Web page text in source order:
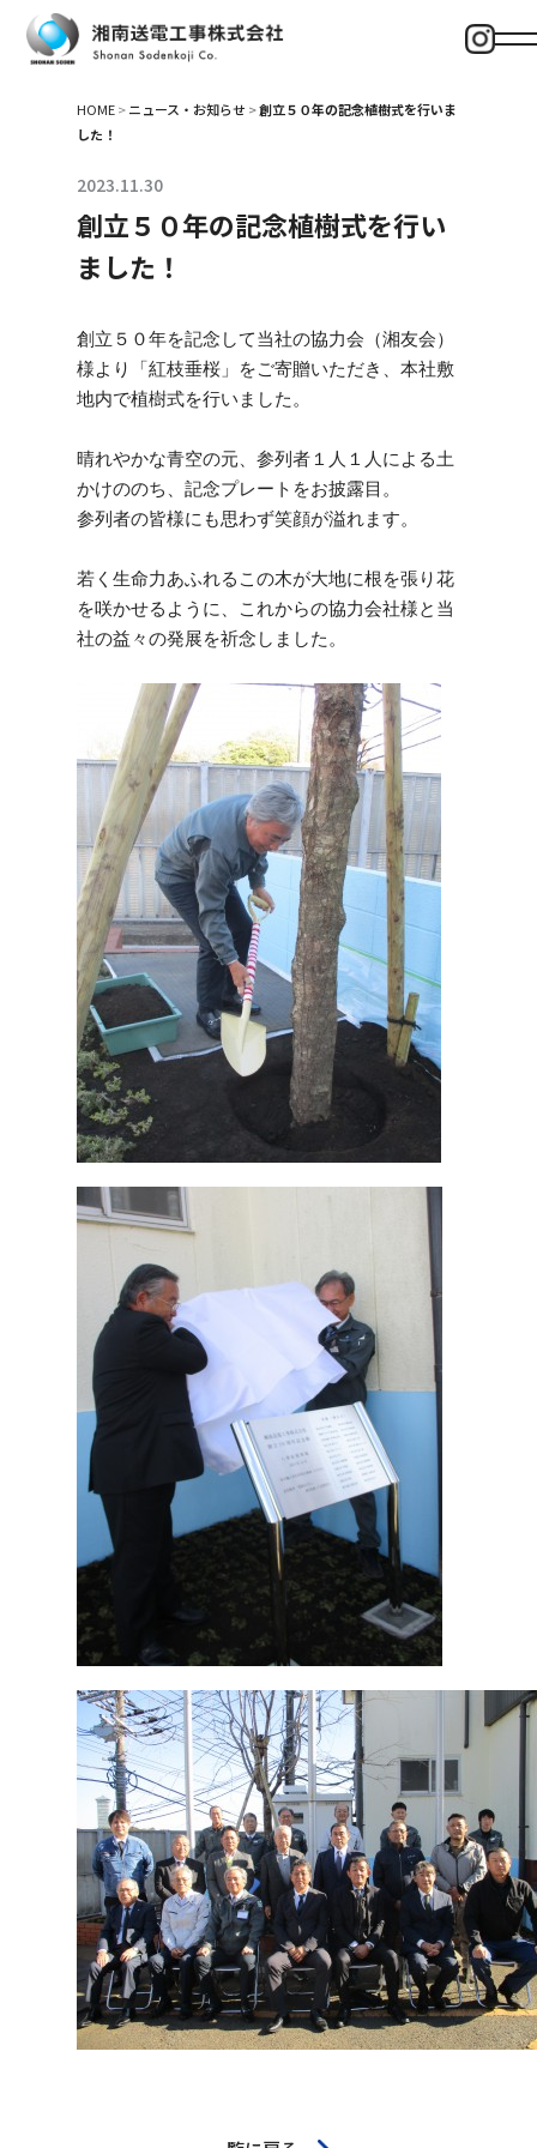
HOME>ニュース・お知らせ >創立５０年の記念植樹式を行いま
した！
2023.11.30
創立５０年の記念植樹式を行い
ました！
創立５０年を記念して当社の協力会（湘友会）
様より「紅枝垂桜」をご寄贈いただき、本社敷
地内で植樹式を行いました。
晴れやかな青空の元、参列者１人１人による土
かけののち、記念プレートをお披露目。
参列者の皆様にも思わず笑顔が溢れます。
若く生命力あふれるこの木が大地に根を張り花
を咲かせるように、これからの協力会社様と当
社の益々の発展を祈念しました。